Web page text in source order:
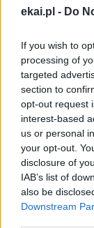
ekai.pl - Do
If you wish to
processing of
targeted
section to
opt-out request
interest-based
us or personal
your opt-out.
disclosure of
IAB’s list of
also be
Downstream
Baranku Boży,
Baranku Boży,
nad nami.
K: Módl się za
W: Abyśmy
Odkupiciela
Módlmy się:
Miłosierny
apostolskiego